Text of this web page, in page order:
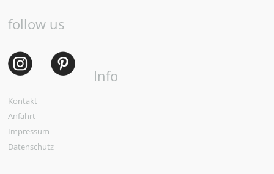
follow us
Info
Kontakt
Anfahrt
Impressum
Datenschutz